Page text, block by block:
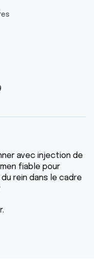
avec injection de
fiable pour
rein dans le cadre